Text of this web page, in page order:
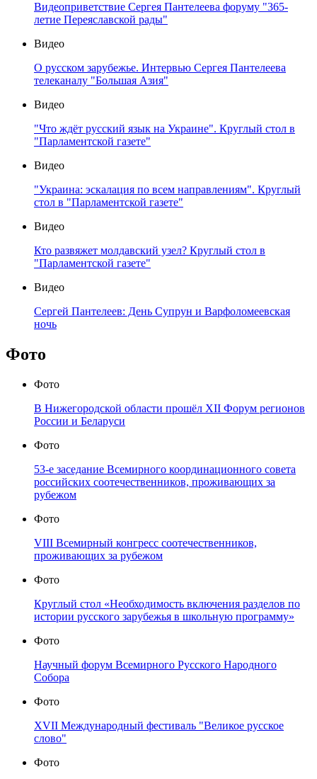
Видеоприветствие Сергея Пантелеева форуму "365-
летие Переяславской рады"
Видео
О русском зарубежье. Интервью Сергея Пантелеева
телеканалу "Большая Азия"
Видео
"Что ждёт русский язык на Украине". Круглый стол в
"Парламентской газете"
Видео
"Украина: эскалация по всем направлениям". Круглый
стол в "Парламентской газете"
Видео
Кто развяжет молдавский узел? Круглый стол в
"Парламентской газете"
Видео
Сергей Пантелеев: День Супрун и Варфоломеевская
ночь
Фото
Фото
В Нижегородской области прошёл XII Форум регионов
России и Беларуси
Фото
53-е заседание Всемирного координационного совета
российских соотечественников, проживающих за
рубежом
Фото
VIII Всемирный конгресс соотечественников,
проживающих за рубежом
Фото
Круглый стол «Необходимость включения разделов по
истории русского зарубежья в школьную программу»
Фото
Научный форум Всемирного Русского Народного
Собора
Фото
XVII Международный фестиваль "Великое русское
слово"
Фото